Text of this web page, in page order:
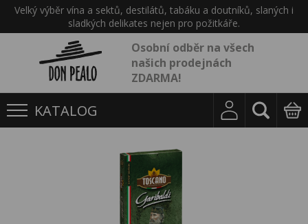
Velký výběr vína a sektů, destilátů, tabáku a doutníků, slaných i
sladkých delikates nejen pro požitkáře.
Osobní odběr na všech
našich prodejnách
ZDARMA!
KATALOG